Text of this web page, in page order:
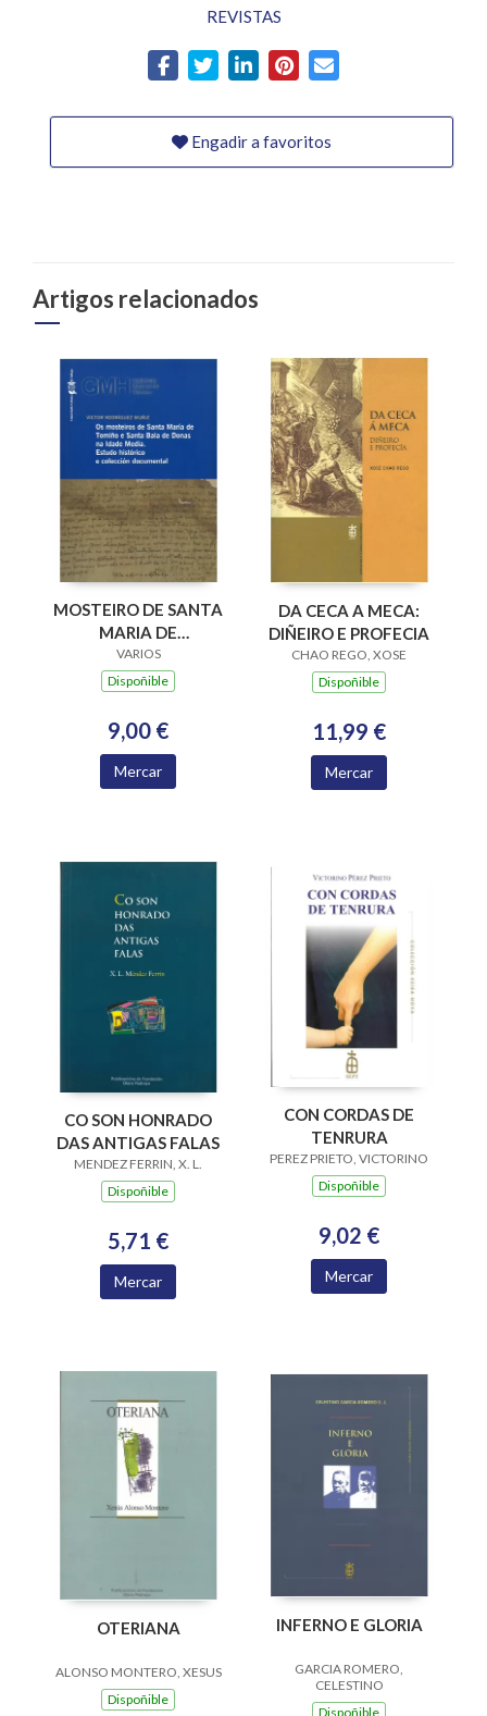
REVISTAS
Engadir a favoritos
Artigos relacionados
MOSTEIRO DE SANTA
MARIA DE
XUNQUEIRA DE
ESPADANEDO SXII-
VARIOS
Dispoñible
9,00 €
Mercar
DA CECA A MECA:
DIÑEIRO E PROFECIA
CHAO REGO, XOSE
Dispoñible
11,99 €
Mercar
CO SON HONRADO
DAS ANTIGAS FALAS
MENDEZ FERRIN, X. L.
Dispoñible
5,71 €
Mercar
CON CORDAS DE
TENRURA
PEREZ PRIETO, VICTORINO
Dispoñible
9,02 €
Mercar
OTERIANA
ALONSO MONTERO, XESUS
Dispoñible
INFERNO E GLORIA
GARCIA ROMERO,
CELESTINO
Dispoñible